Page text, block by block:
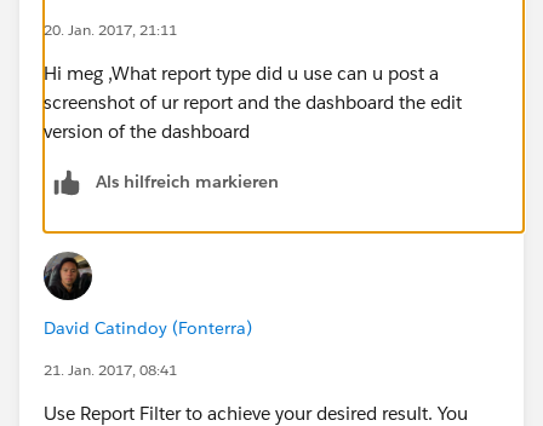
20. Jan. 2017, 21:11
Hi meg ,What report type did u use can u post a
screenshot of ur report and the dashboard the edit
version of the dashboard
Als hilfreich markieren
David Catindoy (Fonterra)
21. Jan. 2017, 08:41
Use Report Filter to achieve your desired result. You